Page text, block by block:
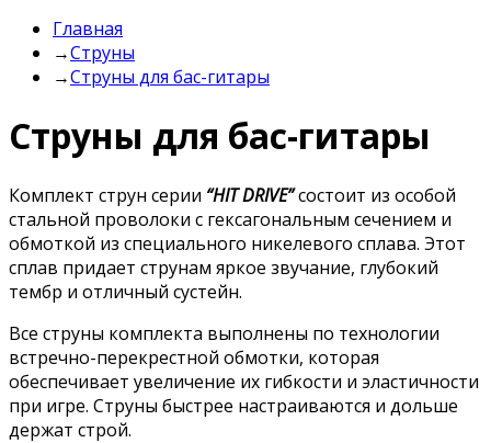
Главная
→Струны
→Струны для бас-гитары
Струны для бас-гитары
Комплект струн серии “HIT DRIVE”состоит из особой
стальной проволоки с гексагональным сечением и
обмоткой из специального никелевого сплава. Этот
сплав придает струнам яркое звучание, глубокий
тембр и отличный сустейн.
Все струны комплекта выполнены по технологии
встречно-перекрестной обмотки, которая
обеспечивает увеличение их гибкости и эластичности
при игре. Струны быстрее настраиваются и дольше
держат строй.